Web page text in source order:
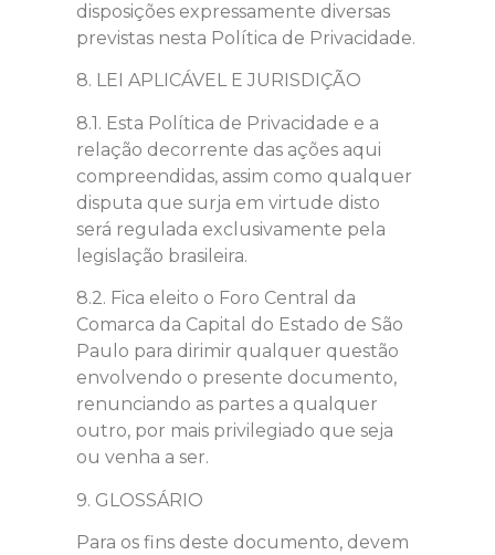
disposições expressamente diversas
previstas nesta Política de Privacidade.
8. LEI APLICÁVEL E JURISDIÇÃO
8.1. Esta Política de Privacidade e a
relação decorrente das ações aqui
compreendidas, assim como qualquer
disputa que surja em virtude disto
será regulada exclusivamente pela
legislação brasileira.
8.2. Fica eleito o Foro Central da
Comarca da Capital do Estado de São
Paulo para dirimir qualquer questão
envolvendo o presente documento,
renunciando as partes a qualquer
outro, por mais privilegiado que seja
ou venha a ser.
9. GLOSSÁRIO
Para os fins deste documento, devem